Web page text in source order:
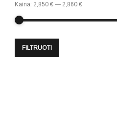
FILTRUOTI
Kaina: 2,850 € — 2,860 €